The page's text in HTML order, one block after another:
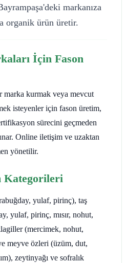
markanıza
organik ürün üretir.
İçin Fason
marka kurmak veya mevcut
isteyenler için fason üretim,
sürecini geçmeden
Online iletişim ve uzaktan
yönetilir.
Kategorileri
yulaf, pirinç), taş
yulaf, pirinç, mısır, nohut,
(mercimek, nohut,
meyve özleri (üzüm, dut,
zeytinyağı ve sofralık